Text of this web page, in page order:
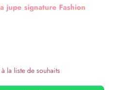
jupe signature Fashion
la liste de souhaits